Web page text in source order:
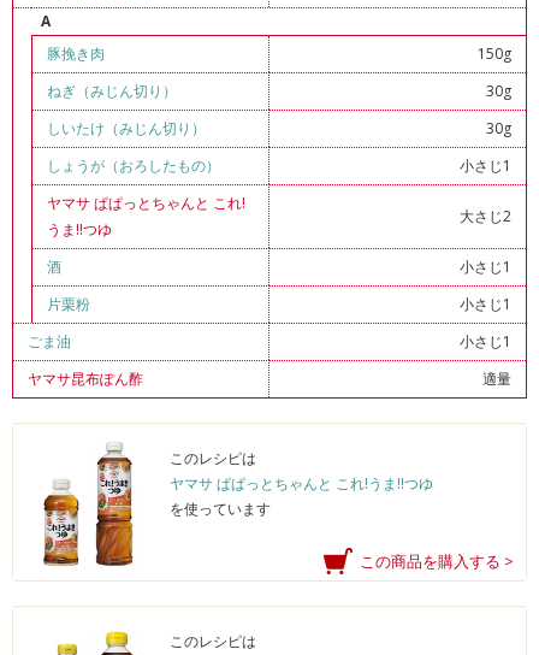
A
豚挽き肉
150g
ねぎ（みじん切り）
30g
しいたけ（みじん切り）
30g
しょうが（おろしたもの）
小さじ1
ヤマサ ぱぱっとちゃんと これ!
うま!!つゆ
大さじ2
酒
小さじ1
片栗粉
小さじ1
ごま油
小さじ1
ヤマサ昆布ぽん酢
適量
このレシピは
ヤマサ ぱぱっとちゃんと これ!うま!!つゆ
を使っています
この商品を購入する >
このレシピは